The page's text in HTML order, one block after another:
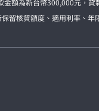
額為新台幣300,000元，貸
留核貸額度、適用利率、年